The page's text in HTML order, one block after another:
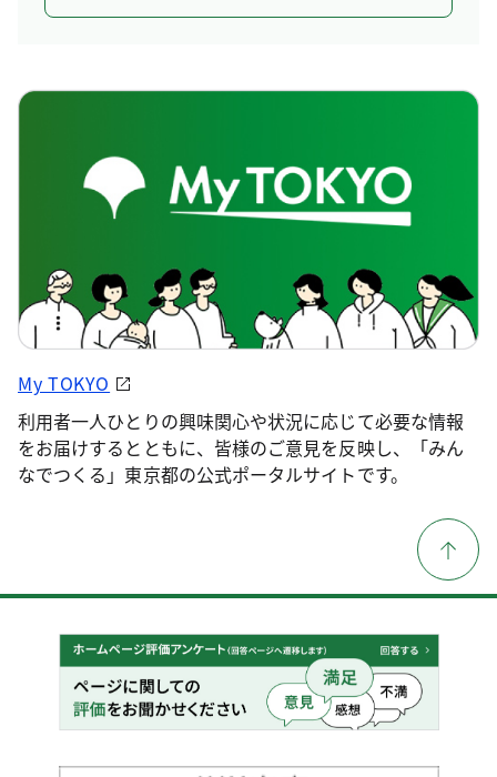
My TOKYO
利用者一人ひとりの興味関心や状況に応じて必要な情報
をお届けするとともに、皆様のご意見を反映し、「みん
なでつくる」東京都の公式ポータルサイトです。